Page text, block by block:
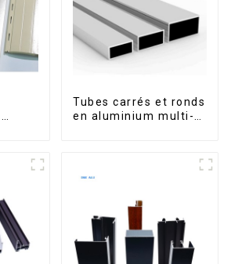
Tubes carrés et ronds
en aluminium multi-